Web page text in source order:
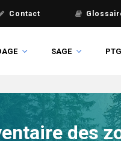
Contact
SAGE
des